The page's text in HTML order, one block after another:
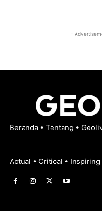
-
Beranda • Tentang •
Actual • Critical • Inspiring